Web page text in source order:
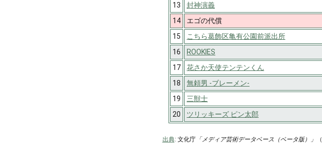
13 封神演義
14
エゴの代償
15 こちら葛飾区亀有公園前派出所
16
ROOKIES
17
花さか天使テンテンくん
18
無頼男 -ブレーメン-
19
三獣士
20
ツリッキーズ ピン太郎
出典: 文化庁「メディア芸術データベース（ベータ版）」 （